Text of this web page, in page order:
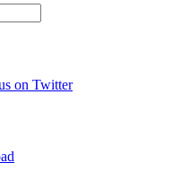
on Twitter